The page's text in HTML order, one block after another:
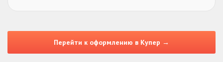
Перейти к оформлению в Купер →